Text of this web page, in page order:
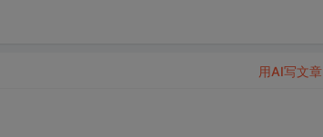
用AI写文章